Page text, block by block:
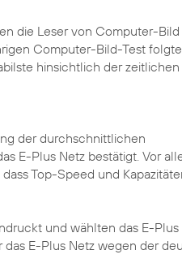
die Leser von Computer-Bild
Computer-Bild-Test
hinsichtlich der zeitlichen
der durchschnittlichen
E-Plus Netz bestätigt. Vor
Top-Speed und
und wählten das E-Plus
E-Plus Netz wegen der